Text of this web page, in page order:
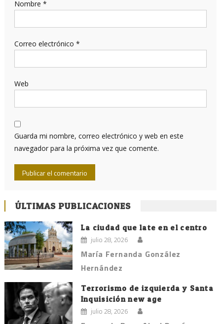
Nombre *
Correo electrónico *
Web
Guarda mi nombre, correo electrónico y web en este
navegador para la próxima vez que comente.
ÚLTIMAS PUBLICACIONES
La ciudad que late en el centro
julio 28, 2026
María Fernanda González
Hernández
Terrorismo de izquierda y Santa
Inquisición new age
julio 28, 2026